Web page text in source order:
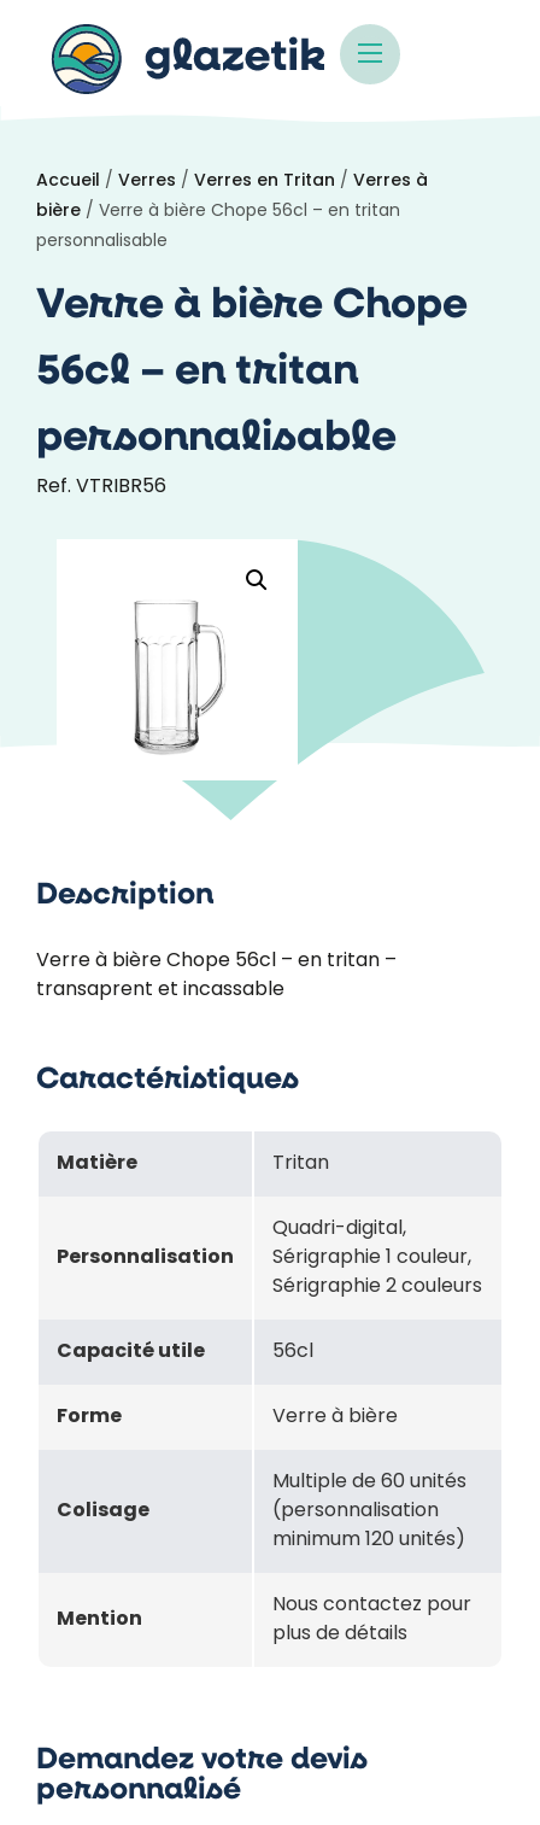
Accueil / Verres / Verres en Tritan / Verres à
bière / Verre à bière Chope 56cl – en tritan
personnalisable
Verre à bière Chope
56cl – en tritan
personnalisable
Ref. VTRIBR56
Description
Verre à bière Chope 56cl – en tritan –
transaprent et incassable
Caractéristiques
Matière Tritan
Personnalisation
Quadri-digital,
Sérigraphie 1 couleur,
Sérigraphie 2 couleurs
Capacité utile 56cl
Forme Verre à bière
Colisage
Multiple de 60 unités
(personnalisation
minimum 120 unités)
Mention
Nous contactez pour
plus de détails
Demandez votre devis
personnalisé